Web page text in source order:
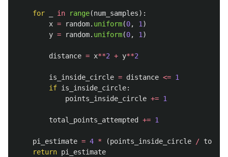
for in range(num_samples):
x = random. uniform(0, 1 )
y = random. uniform(0, 1 )
distance = x**2 + y**2
is_inside_circle = distance <= 1
if is_inside_circle:
points_inside_circle += 1
total_points_attempted += 1
pi_estimate = 4 * (points_inside_circle /
return pi_estimate